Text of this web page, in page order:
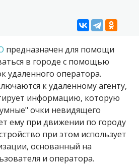
предназначен для помощи
в городе с помощью
удаленного оператора.
к удаленному агенту,
информацию, которую
очки невидящего
ему при движении по городу
при этом использует
основанный на
и оператора.